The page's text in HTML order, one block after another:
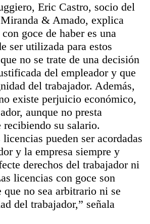
Eric Castro, socio del
& Amado, explica
goce de haber es una
ser utilizada para estos
no se trate de una decisión
del empleador y que
del trabajador. Además,
existe perjuicio económico,
aunque no presta
su salario.
pueden ser acordadas
y la empresa siempre y
derechos del trabajador ni
licencias con goce son
que no sea arbitrario ni se
del trabajador,” señala